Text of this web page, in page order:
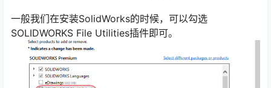
一般我们在安装SolidWorks的时候，可以勾选
SOLIDWORKS File Utilities插件即可。